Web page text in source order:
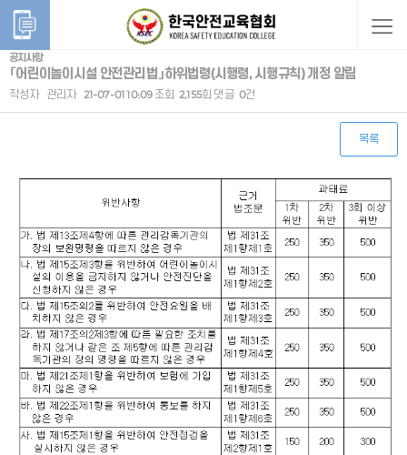
공지사항
「어린이놀이시설 안전관리법」하위법령(시행령, 시행규칙) 개정 알림
작성자 관리자 21-07-01 10:09조회 2,155회 댓글 0건
목록
본문